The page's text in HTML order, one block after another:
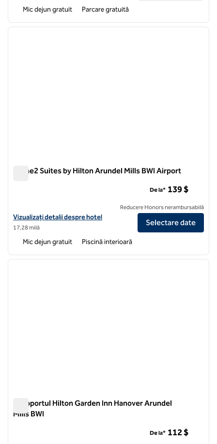
Mic dejun gratuit Parcare gratuită
1 din 12
Home2 Suites by Hilton Arundel Mills BWI Airport
Vizualizați detaliile hotelului pentru Aeroportul BWI Home2 Suites
Vizualizați detalii despre hotel
17,28 milă
De la* 139 $
Reducere Honors nerambursabilă
Selectare date
Mic dejun gratuit Piscină interioară
1 din 12
Aeroportul Hilton Garden Inn Hanover Arundel
Mills BWI
De la* 112 $